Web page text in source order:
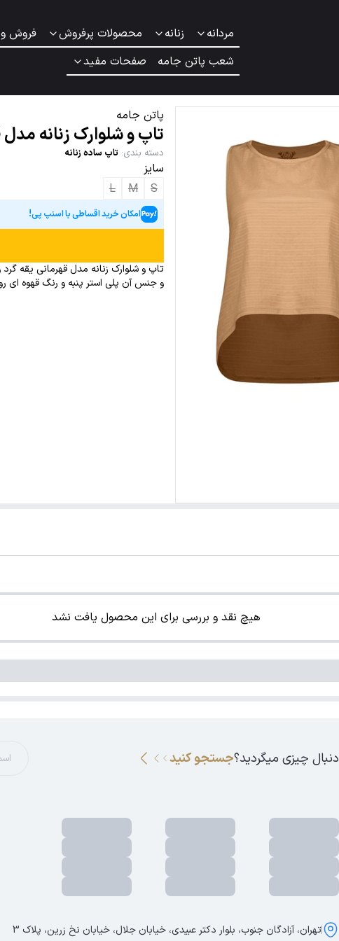
مردانه زنانه محصولات پرفروش فروش
شعب پاتن جامه
صفحات مفید
پاتن جامه
تاپ و شلوارک زنانه مدل
دسته بندی: تاپ ساده زنانه
سایز
S
M
L
امکان خرید اقساطی با اسنپ پی!
تاپ و شلوارک زنانه مدل قهرمانی یقه
و جنس آن پلی استر پنبه و رنگ قهوه ای
هیچ نقد و بررسی برای این محصول یافت نشد
دنبال چیزی میگردید؟جستجو کنید
تهران، آزادگان جنوب، بلوار دکتر عبیدی، خیابان جلال، خیابان نخ زرین، پلاک 3